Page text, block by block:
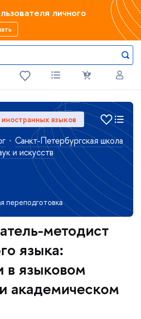
личного
языков
· Санкт-Петербургская школа
и искусств
методист
языка:
в языковом
академическом